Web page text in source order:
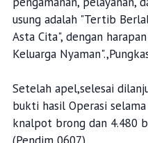
usung adalah "Tertib
Asta Cita", dengan
Keluarga
Setelah apel,selesai
bukti hasil Operasi
knalpot brong dan 4.480